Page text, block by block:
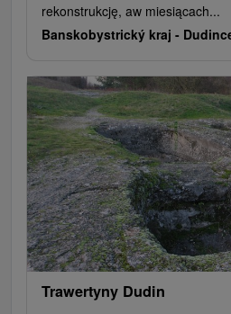
rekonstrukcję, aw miesiącach...
Banskobystrický kraj -
Trawertyny Dudin